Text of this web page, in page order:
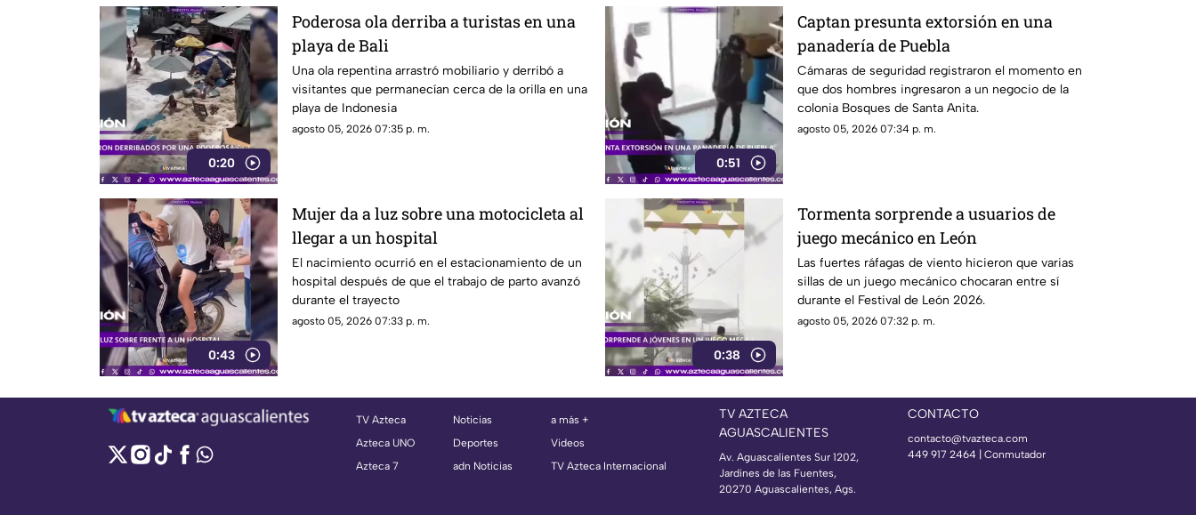
0:20
Poderosa ola derriba a turistas en una
playa de Bali
Una ola repentina arrastró mobiliario y derribó a
visitantes que permanecían cerca de la orilla en una
playa de Indonesia
agosto 05, 2026 07:35 p. m.
0:51
Captan presunta extorsión en una
panadería de Puebla
Cámaras de seguridad registraron el momento en
que dos hombres ingresaron a un negocio de la
colonia Bosques de Santa Anita.
agosto 05, 2026 07:34 p. m.
0:43
Mujer da a luz sobre una motocicleta al
llegar a un hospital
El nacimiento ocurrió en el estacionamiento de un
hospital después de que el trabajo de parto avanzó
durante el trayecto
agosto 05, 2026 07:33 p. m.
0:38
Tormenta sorprende a usuarios de
juego mecánico en León
Las fuertes ráfagas de viento hicieron que varias
sillas de un juego mecánico chocaran entre sí
durante el Festival de León 2026.
agosto 05, 2026 07:32 p. m.
TV Azteca
Azteca UNO
Azteca 7
Noticias
Deportes
adn Noticias
a más +
Videos
TV Azteca Internacional
TV AZTECA
AGUASCALIENTES
Av. Aguascalientes Sur 1202,
Jardines de las Fuentes,
20270 Aguascalientes, Ags.
CONTACTO
contacto@tvazteca.com
449 917 2464 | Conmutador